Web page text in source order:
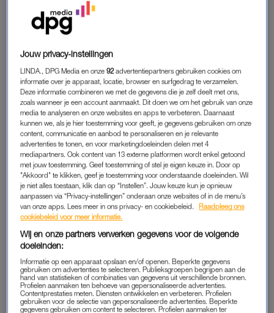
vandaan gehaald. Dat meldt de brandweer. Eerder werden al
drie lichamen geborgen.
Daarna vonden reddingswerkers iemand die nog in leven was.
Het slachtoffer is met een ambulance naar het ziekenhuis
vervoerd. Een politiewoordvoerder ter plekke laat weten dat er
nog niets bekend wordt gemaakt over de toestand van het
slachtoffer. Ook over de identiteit van de mensen die zijn
gevonden, is nog niets bekend.
De woordvoerder zegt verder dat er “zo lang als mogelijk”
wordt gezocht. “Wellicht vinden we nog andere slachtoffers.”
Eerder zei burgemeester Jan van Zanen dat er voor mensen
die mogelijk nog onder het puin liggen een “geringe kans op
overleven” is, en dat er rekening wordt gehouden met het
zwartste scenario. Het is nog onduidelijk hoeveel mensen er
onder het puin liggen of hoeveel vermisten er zijn.
EXPLOSIE
Het incident aan de Tarwekamp in de wijk Mariahoeve
gebeurde rond 06.15 uur. De portiekflat is na de explosie deels
Jouw privacy-instellingen
LINDA., DPG Media en onze92 advertentiepartners gebruiken cookies om
informatie over je apparaat, locatie, browser en surfgedrag te verzamelen.
Deze informatie combineren we met de gegevens die je zelf deelt met ons,
zoals wanneer je een account aanmaakt. Dit doen we om het gebruik van onze
media te analyseren en onze websites en apps te verbeteren. Daarnaast
kunnen we, als je hier toestemming voor geeft, je gegevens gebruiken om onze
content, communicatie en aanbod te personaliseren en je relevante
advertenties te tonen, en voor marketingdoeleinden delen met 4
mediapartners. Ook content van 13 externe platformen wordt enkel getoond
met jouw toestemming. Geef toestemming of stel je eigen keuze in. Door op
"Akkoord" te klikken, geef je toestemming voor onderstaande doeleinden. Wil
je niet alles toestaan, klik dan op “Instellen”. Jouw keuze kun je opnieuw
aanpassen via “Privacy-instellingen” onderaan onze websites of in de menu’s
van onze apps. Lees meer in ons privacy- en cookiebeleid.
Raadpleeg ons
cookiebeleid voor meer informatie.
Wij en onze partners verwerken gegevens voor de volgende
doeleinden:
Informatie op een apparaat opslaan en/of openen. Beperkte gegevens
gebruiken om advertenties te selecteren. Publieksgroepen begrijpen aan de
hand van statistieken of combinaties van gegevens uit verschillende bronnen.
Profielen aanmaken ten behoeve van gepersonaliseerde advertenties.
Contentprestaties meten. Diensten ontwikkelen en verbeteren. Profielen
gebruiken voor de selectie van gepersonaliseerde advertenties. Beperkte
gegevens gebruiken om content te selecteren. Profielen aanmaken ter